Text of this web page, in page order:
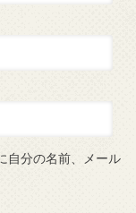
自分の名前、メール